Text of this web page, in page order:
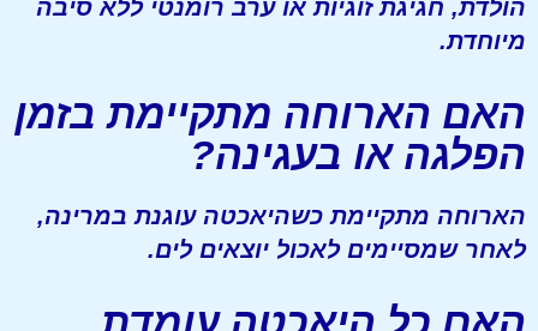
הולדת, חגיגת זוגיות או ערב רומנטי ללא סיבה
מיוחדת.
האם הארוחה מתקיימת בזמן
הפלגה או בעגינה?
הארוחה מתקיימת כשהיאכטה עוגנת במרינה,
לאחר שמסיימים לאכול יוצאים לים.